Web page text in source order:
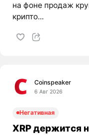
на фоне продаж
крипто...
Coinspeaker
6 Авг 2026
Негативная
XRP держится